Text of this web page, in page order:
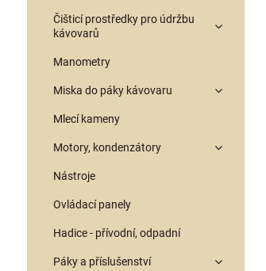
Čišticí prostředky pro údržbu
kávovarů
Manometry
Miska do páky kávovaru
Mlecí kameny
Motory, kondenzátory
Nástroje
Ovládací panely
Hadice - přívodní, odpadní
Páky a příslušenství